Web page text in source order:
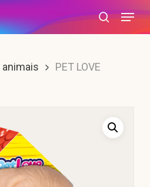
search
Menu
PET LOVE